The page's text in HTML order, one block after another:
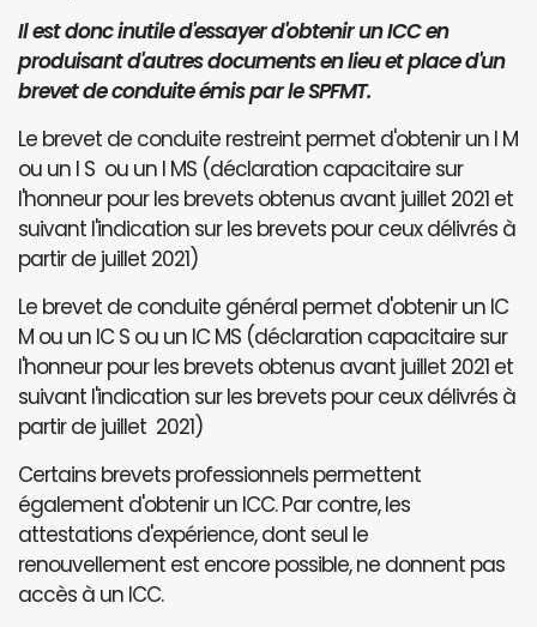
Il est donc inutile d'essayer d'obtenir un ICC en
produisant d'autres documents en lieu et place d'un
brevet de conduite émis par le SPFMT.
Le brevet de conduite restreint permet d'obtenir un I M
ou un I S ou un I MS (déclaration capacitaire sur
l'honneur pour les brevets obtenus avant juillet 2021 et
suivant l'indication sur les brevets pour ceux délivrés à
partir de juillet 2021)
Le brevet de conduite général permet d'obtenir un IC
M ou un IC S ou un IC MS (déclaration capacitaire sur
l'honneur pour les brevets obtenus avant juillet 2021 et
suivant l'indication sur les brevets pour ceux délivrés à
partir de juillet 2021)
Certains brevets professionnels permettent
également d'obtenir un ICC. Par contre, les
attestations d'expérience, dont seul le
renouvellement est encore possible, ne donnent pas
accès à un ICC.